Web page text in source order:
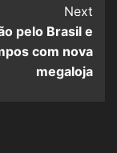
Next
pelo Brasil e
com nova
megaloja